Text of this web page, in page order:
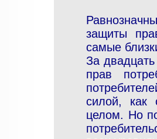
защиты
самые
За
прав
силой, как
целом. Но